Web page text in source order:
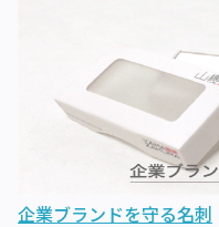
企業ブランドを守る名刺